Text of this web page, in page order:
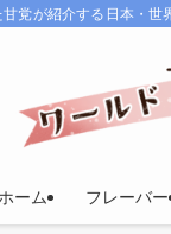
党が紹介する日本・世
ホーム フレーバー